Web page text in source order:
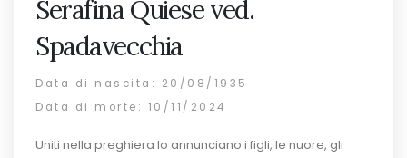
Serafina Quiese ved.
Spadavecchia
Data di nascita: 20/08/1935
Data di morte: 10/11/2024
Uniti nella preghiera lo annunciano i figli, le nuore, gli